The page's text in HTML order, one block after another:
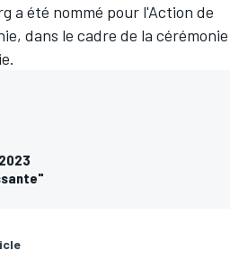
a été nommé pour l'Action de
dans le cadre de la cérémonie